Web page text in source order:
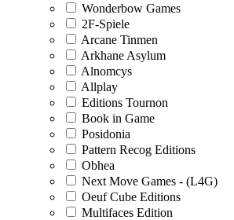
Wonderbow Games
2F-Spiele
Arcane Tinmen
Arkhane Asylum
Alnomcys
Allplay
Editions Tournon
Book in Game
Posidonia
Pattern Recog Editions
Obhea
Next Move Games - (L4G)
Oeuf Cube Editions
Multifaces Edition